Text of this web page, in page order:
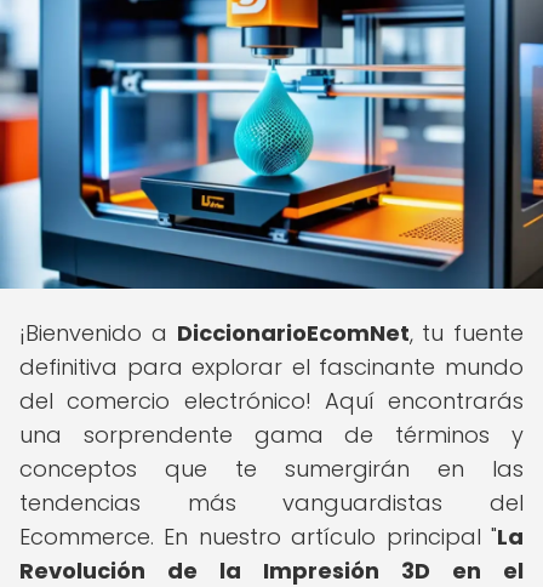
¡Bienvenido a DiccionarioEcomNet, tu fuente
definitiva para explorar el fascinante mundo
del comercio electrónico! Aquí encontrarás
una sorprendente gama de términos y
conceptos que te sumergirán en las
tendencias más vanguardistas del
Ecommerce. En nuestro artículo principal "La
Revolución de la Impresión 3D en el